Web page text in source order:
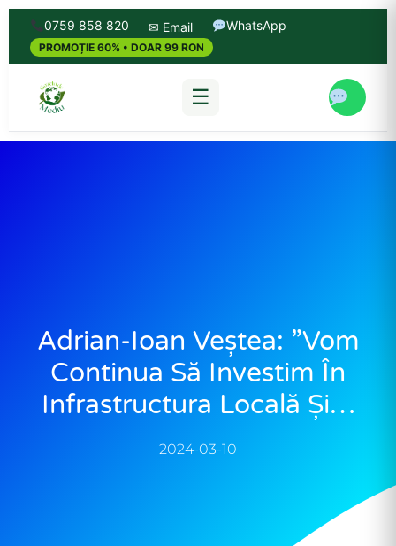
0759 858 820 ✉ Email WhatsApp
PROMOȚIE 60% • DOAR 99 RON
☰
Adrian-Ioan Veștea: ”Vom
Continua Să Investim În
Infrastructura Locală Și…
2024-03-10